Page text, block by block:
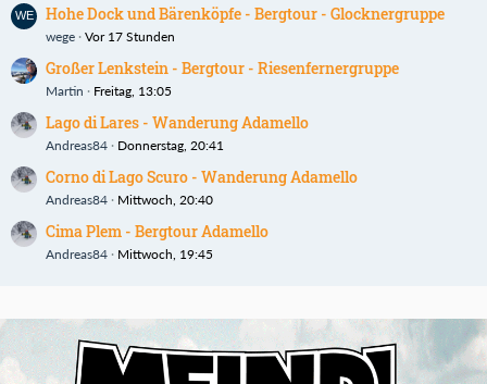
Hohe Dock und Bärenköpfe - Bergtour - Glocknergruppe
wege Vor 17 Stunden
Großer Lenkstein - Bergtour - Riesenfernergruppe
Martin Freitag, 13:05
Lago di Lares - Wanderung Adamello
Andreas84 Donnerstag, 20:41
Corno di Lago Scuro - Wanderung Adamello
Andreas84 Mittwoch, 20:40
Cima Plem - Bergtour Adamello
Andreas84 Mittwoch, 19:45